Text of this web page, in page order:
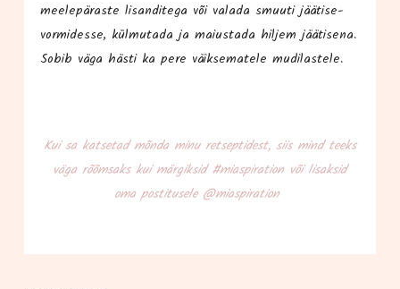
mee­le­pä­ras­te lisan­di­te­ga või vala­da smuu­ti jää­ti­se­
vormi­des­se, kül­mu­ta­da ja maius­ta­da hil­jem jää­ti­se­na.
Sobib väga häs­ti ka pere väik­se­ma­te­le mudilastele.
Kui sa kat­se­tad mõn­da minu ret­sep­ti­dest, siis mind teeks
väga rõõm­saks kui mär­gik­sid #mias­pi­ra­tion või lisak­sid
oma pos­ti­tu­se­le @miaspiration